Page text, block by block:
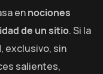
ennociones
de un sitio. Si la
exclusivo, sin
salientes,